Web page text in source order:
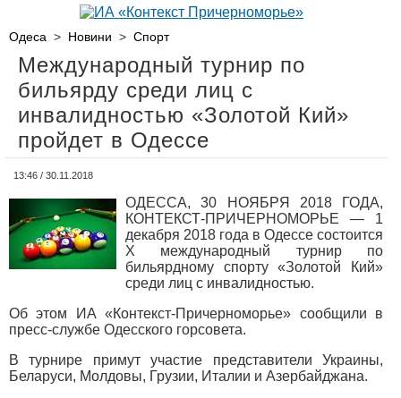
Одеса > Новини > Спорт
Международный турнир по
бильярду среди лиц с
инвалидностью «Золотой Кий»
пройдет в Одессе
13:46 / 30.11.2018
ОДЕССА, 30 НОЯБРЯ 2018 ГОДА,
КОНТЕКСТ-ПРИЧЕРНОМОРЬЕ — 1
декабря 2018 года в Одессе состоится
Х международный турнир по
бильярдному спорту «Золотой Кий»
среди лиц с инвалидностью.
Об этом ИА «Контекст-Причерноморье» сообщили в
пресс-службе Одесского горсовета.
В турнире примут участие представители Украины,
Беларуси, Молдовы, Грузии, Италии и Азербайджана.